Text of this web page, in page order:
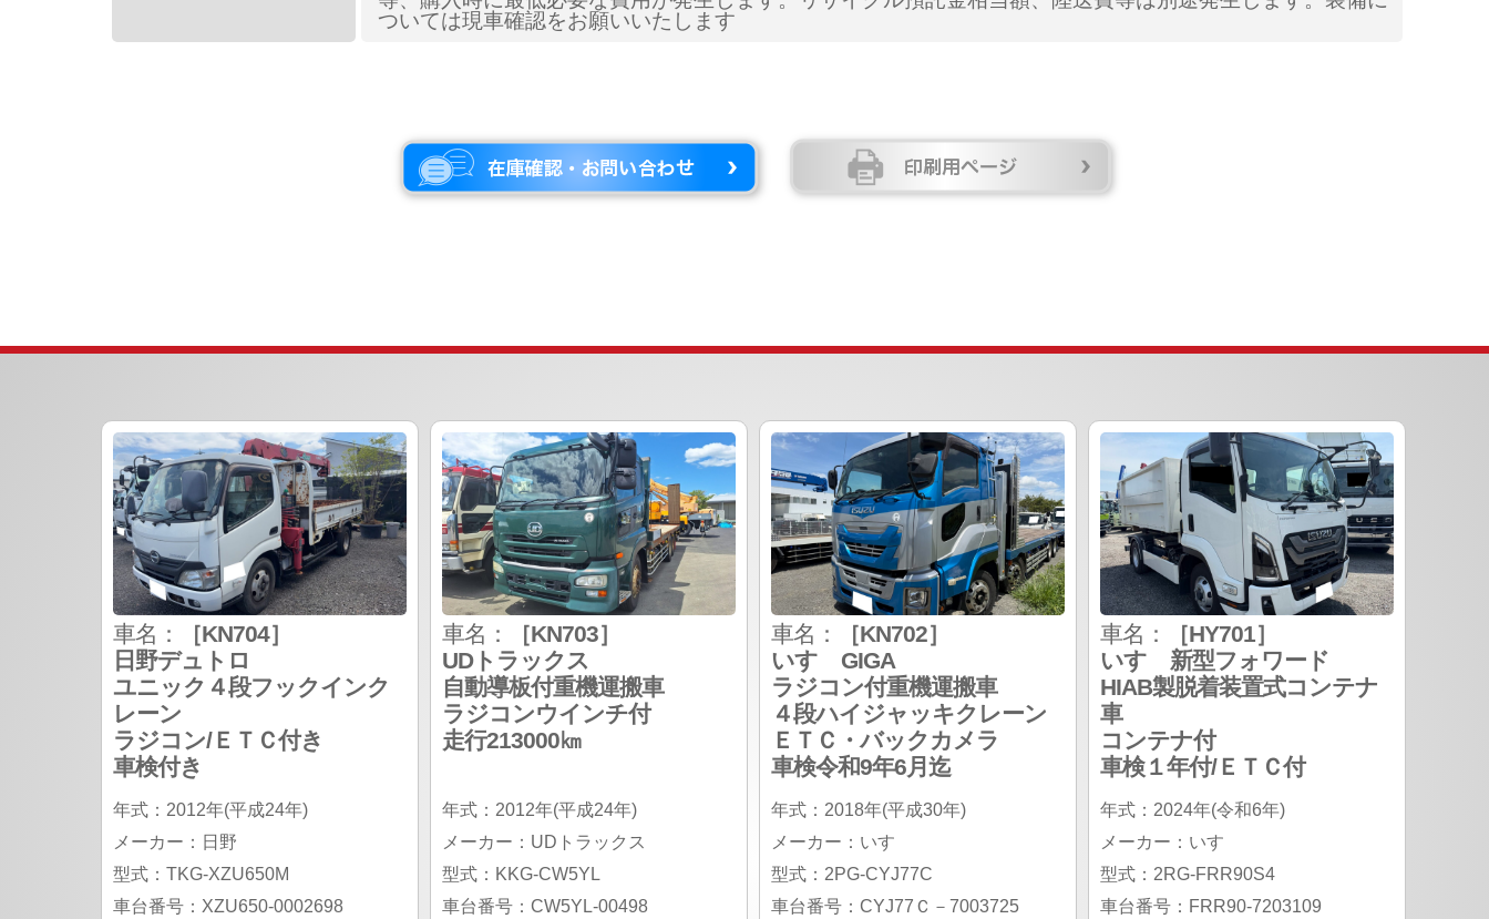
ついては現車確認をお願いいたします
車名：
［KN704］
日野デュトロ
ユニック４段フックインク
レーン
ラジコン/ＥＴＣ付き
車検付き
年式：2012年(平成24年)
メーカー：日野
型式：TKG-XZU650M
車台番号：XZU650-0002698
車名：
［KN703］
UDトラックス
自動導板付重機運搬車
ラジコンウインチ付
走行213000㎞
年式：2012年(平成24年)
メーカー：UDトラックス
型式：KKG-CW5YL
車台番号：CW5YL-00498
車名：
［KN702］
いすゞGIGA
ラジコン付重機運搬車
４段ハイジャッキクレーン
ＥＴＣ・バックカメラ
車検令和9年6月迄
年式：2018年(平成30年)
メーカー：いすゞ
型式：2PG-CYJ77C
車台番号：CYJ77Ｃ－7003725
車名：
［HY701］
いすゞ新型フォワード
HIAB製脱着装置式コンテナ
車
コンテナ付
車検１年付/ＥＴＣ付
年式：2024年(令和6年)
メーカー：いすゞ
型式：2RG-FRR90S4
車台番号：FRR90-7203109